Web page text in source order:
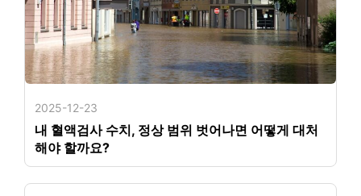
2025-12-23
내 혈액검사 수치, 정상 범위 벗어나면 어떻게 대처
해야 할까요?